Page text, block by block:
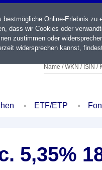
Name / WKN / ISIN /
ETF/ETP
5,35%
Online-Erlebnis
dass wir Cookies oder
zustimmen oder
widersprechen kannst,